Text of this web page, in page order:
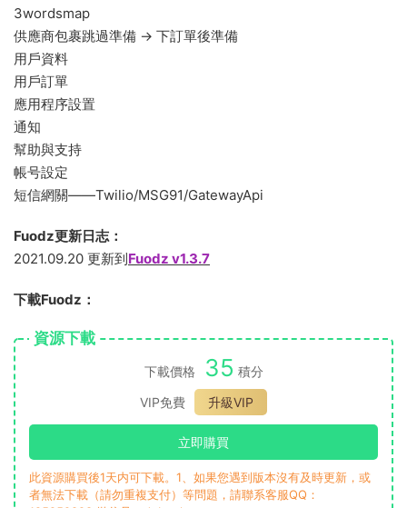
3wordsmap
供應商包裹跳過準備 -> 下訂單後準備
用戶資料
用戶訂單
應用程序設置
通知
幫助與支持
帳号設定
短信網關——Twilio/MSG91/GatewayApi
Fuodz更新日志：
2021.09.20 更新到Fuodz v1.3.7
下載Fuodz：
資源下載
下載價格 35 積分
VIP免費
升級VIP
立即購買
此資源購買後1天内可下載。1、如果您遇到版本沒有及時更新，或
者無法下載（請勿重複支付）等問題，請聯系客服QQ：